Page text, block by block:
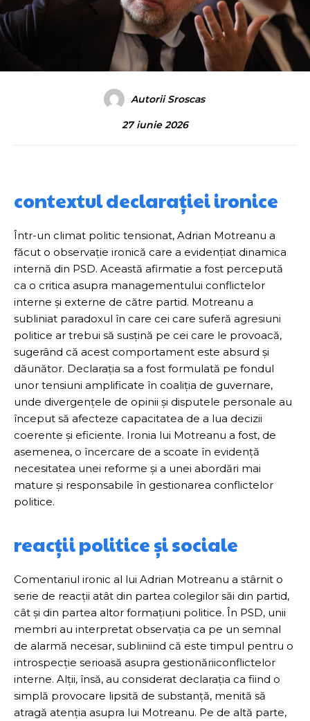
Autorii Sroscas
27 iunie 2026
contextul declarației ironice
Într-un climat politic tensionat, Adrian Motreanu a
făcut o observație ironică care a evidențiat dinamica
internă din PSD. Această afirmatie a fost percepută
ca o critica asupra managementului conflictelor
interne și externe de către partid. Motreanu a
subliniat paradoxul în care cei care suferă agresiuni
politice ar trebui să susțină pe cei care le provoacă,
sugerând că acest comportament este absurd și
dăunător. Declarația sa a fost formulată pe fondul
unor tensiuni amplificate în coaliția de guvernare,
unde divergențele de opinii și disputele personale au
început să afecteze capacitatea de a lua decizii
coerente și eficiente. Ironia lui Motreanu a fost, de
asemenea, o încercare de a scoate în evidență
necesitatea unei reforme și a unei abordări mai
mature și responsabile în gestionarea conflictelor
politice.
reacții politice și sociale
Comentariul ironic al lui Adrian Motreanu a stârnit o
serie de reacții atât din partea colegilor săi din partid,
cât și din partea altor formațiuni politice. În PSD, unii
membri au interpretat observația ca pe un semnal
de alarmă necesar, subliniind că este timpul pentru o
introspecție serioasă asupra gestionăriiconflictelor
interne. Alții, însă, au considerat declarația ca fiind o
simplă provocare lipsită de substanță, menită să
atragă atenția asupra lui Motreanu. Pe de altă parte,